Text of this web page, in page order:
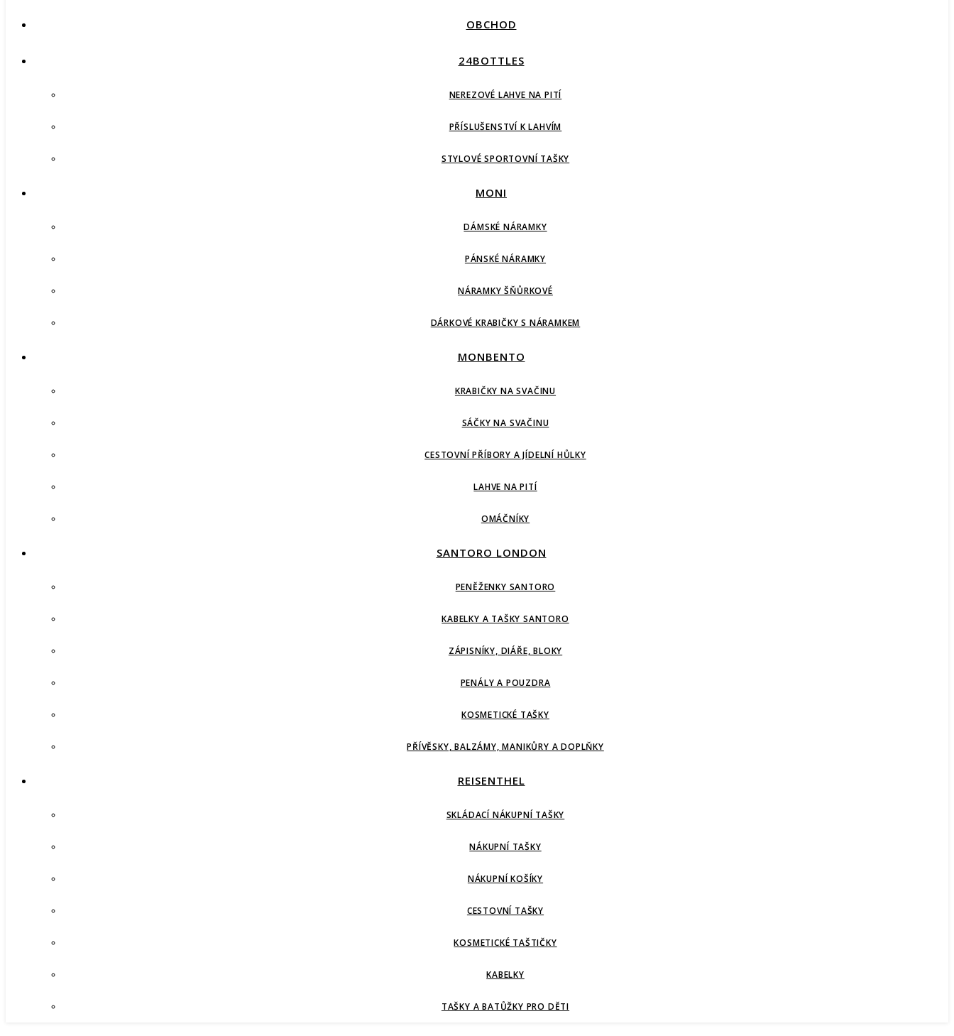
OBCHOD
24BOTTLES
NEREZOVÉ LAHVE NA PITÍ
PŘÍSLUŠENSTVÍ K LAHVÍM
STYLOVÉ SPORTOVNÍ TAŠKY
MONI
DÁMSKÉ NÁRAMKY
PÁNSKÉ NÁRAMKY
NÁRAMKY ŠŇŮRKOVÉ
DÁRKOVÉ KRABIČKY S NÁRAMKEM
MONBENTO
KRABIČKY NA SVAČINU
SÁČKY NA SVAČINU
CESTOVNÍ PŘÍBORY A JÍDELNÍ HŮLKY
LAHVE NA PITÍ
OMÁČNÍKY
SANTORO LONDON
PENĚŽENKY SANTORO
KABELKY A TAŠKY SANTORO
ZÁPISNÍKY, DIÁŘE, BLOKY
PENÁLY A POUZDRA
KOSMETICKÉ TAŠKY
PŘÍVĚSKY, BALZÁMY, MANIKŮRY A DOPLŇKY
REISENTHEL
SKLÁDACÍ NÁKUPNÍ TAŠKY
NÁKUPNÍ TAŠKY
NÁKUPNÍ KOŠÍKY
CESTOVNÍ TAŠKY
KOSMETICKÉ TAŠTIČKY
KABELKY
TAŠKY A BATŮŽKY PRO DĚTI